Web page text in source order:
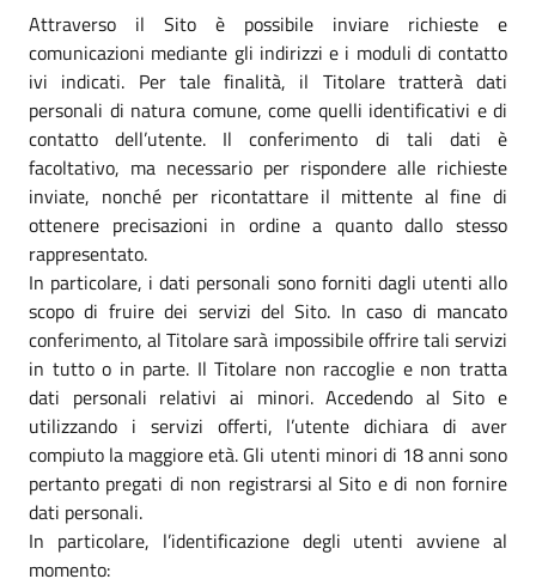
Attraverso il Sito è possibile inviare richieste e
comunicazioni mediante gli indirizzi e i moduli di contatto
ivi indicati. Per tale finalità, il Titolare tratterà dati
personali di natura comune, come quelli identificativi e di
contatto dell’utente. Il conferimento di tali dati è
facoltativo, ma necessario per rispondere alle richieste
inviate, nonché per ricontattare il mittente al fine di
ottenere precisazioni in ordine a quanto dallo stesso
rappresentato.
In particolare, i dati personali sono forniti dagli utenti allo
scopo di fruire dei servizi del Sito. In caso di mancato
conferimento, al Titolare sarà impossibile offrire tali servizi
in tutto o in parte. Il Titolare non raccoglie e non tratta
dati personali relativi ai minori. Accedendo al Sito e
utilizzando i servizi offerti, l’utente dichiara di aver
compiuto la maggiore età. Gli utenti minori di 18 anni sono
pertanto pregati di non registrarsi al Sito e di non fornire
dati personali.
In particolare, l’identificazione degli utenti avviene al
momento: